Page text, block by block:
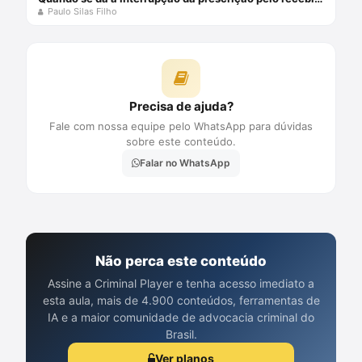
Paulo Silas Filho
Precisa de ajuda?
Fale com nossa equipe pelo WhatsApp para dúvidas
sobre este conteúdo.
Falar no WhatsApp
Não perca este conteúdo
Assine a Criminal Player e tenha acesso imediato a
esta aula, mais de 4.900 conteúdos, ferramentas de
IA e a maior comunidade de advocacia criminal do
Brasil.
Ver planos